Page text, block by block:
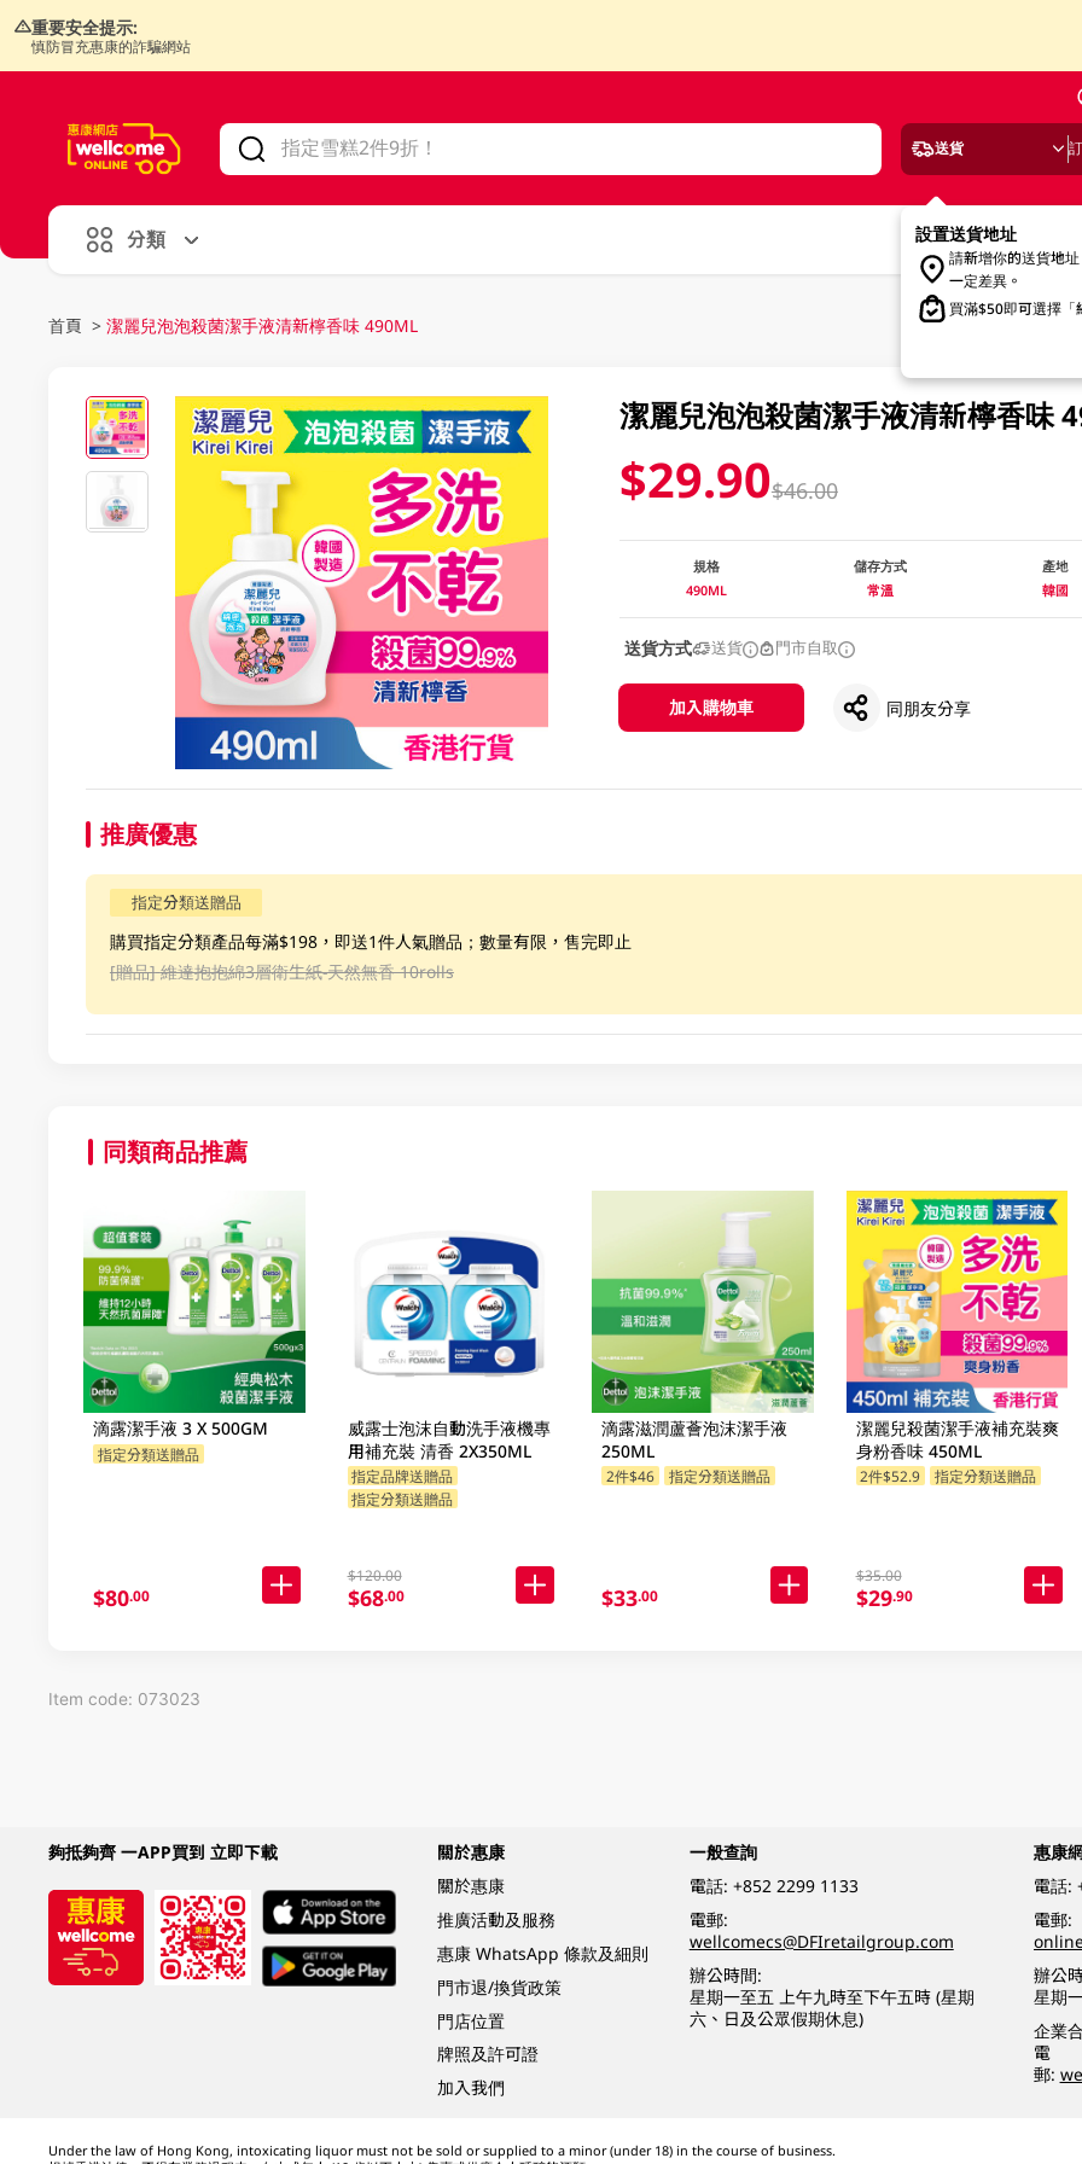
重要安全提示:
慎防冒充惠康的詐騙網站
送貨
設置送貨地址
請新增你的送貨地
一定差異。
買滿$50即可選擇「
分類
首頁 > 潔麗兒泡泡殺菌潔手液清新檸香味 490ML
潔麗兒泡泡殺菌潔手液清新檸香味
$29.90$46.00
規格
490ML
儲存方式
常溫
產地
韓國
送貨方式 送貨 門市自取
加入購物車 同朋友分享
推廣優惠
指定分類送贈品
購買指定分類產品每滿$198，即送1件人氣贈品；數量有限，售完即止
[贈品] 維達抱抱綿3層衛生紙-天然無香 10rolls
同類商品推薦
滴露潔手液 3 X 500GM
指定分類送贈品
$80.00
威露士泡沫自動洗手液機專
用補充裝 清香 2X350ML
指定品牌送贈品
指定分類送贈品
$120.00
$68.00
滴露滋潤蘆薈泡沫潔手液
250ML
2件$46 指定分類送贈品
$33.00
潔麗兒殺菌潔手液補充裝爽
身粉香味 450ML
2件$52.9 指定分類送贈品
$35.00
$29.90
Item code: 073023
夠抵夠齊 一APP買到 立即下載
關於惠康
關於惠康
推廣活動及服務
惠康 WhatsApp 條款及細則
門市退/換貨政策
門店位置
牌照及許可證
加入我們
一般查詢
電話: +852 2299 1133
電郵:
wellcomecs@DFIretailgroup.com
辦公時間:
星期一至五 上午九時至下午五時 (星期
六、日及公眾假期休息)
惠康
電話:
電郵:
辦公
星期
企業
電
郵:
Under the law of Hong Kong, intoxicating liquor must not be sold or supplied to a minor (under 18) in the course of business.